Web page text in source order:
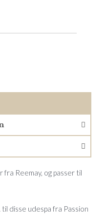
Reemay, og passer til
disse udespa fra Passion